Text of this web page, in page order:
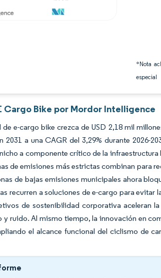
*Nota
especial
Cargo Bike por Mordor Intelligence
e-cargo bike crezca de USD 2,18 mil
2031 a una CAGR del 3,29% durante 2026-
a componente crítico de la
de emisiones más estrictas combinan para
de bajas emisiones municipales ahora
recurren a soluciones de e-cargo para
de sostenibilidad corporativa aceleran
ruido. Al mismo tiempo, la innovación en
el alcance funcional del ciclismo de